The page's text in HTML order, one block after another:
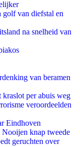
van diefstal en
na snelheid van
van beramen
per abuis weg
veroordeelden
Eindhoven
knap tweede
geruchten over